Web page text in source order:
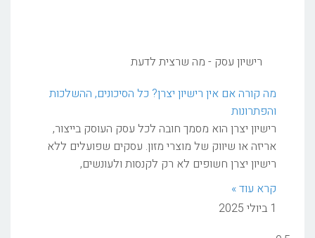
רישיון עסק - מה שרצית לדעת
מה קורה אם אין רישיון יצרן? כל הסיכונים, ההשלכות
והפתרונות
רישיון יצרן הוא מסמך חובה לכל עסק העוסק בייצור,
אריזה או שיווק של מוצרי מזון. עסקים שפועלים ללא
רישיון יצרן חשופים לא רק לקנסות ולעונשים,
קרא עוד »
1 ביולי 2025